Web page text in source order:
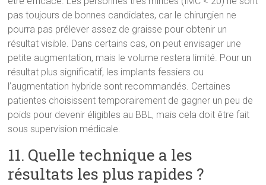
pas toujours de bonnes candidates, car le chirurgien ne
pourra pas prélever assez de graisse pour obtenir un
résultat visible. Dans certains cas, on peut envisager une
petite augmentation, mais le volume restera limité. Pour un
résultat plus significatif, les implants fessiers ou
l’augmentation hybride sont recommandés. Certaines
patientes choisissent temporairement de gagner un peu de
poids pour devenir éligibles au BBL, mais cela doit être fait
sous supervision médicale.
11. Quelle technique a les
résultats les plus rapides ?